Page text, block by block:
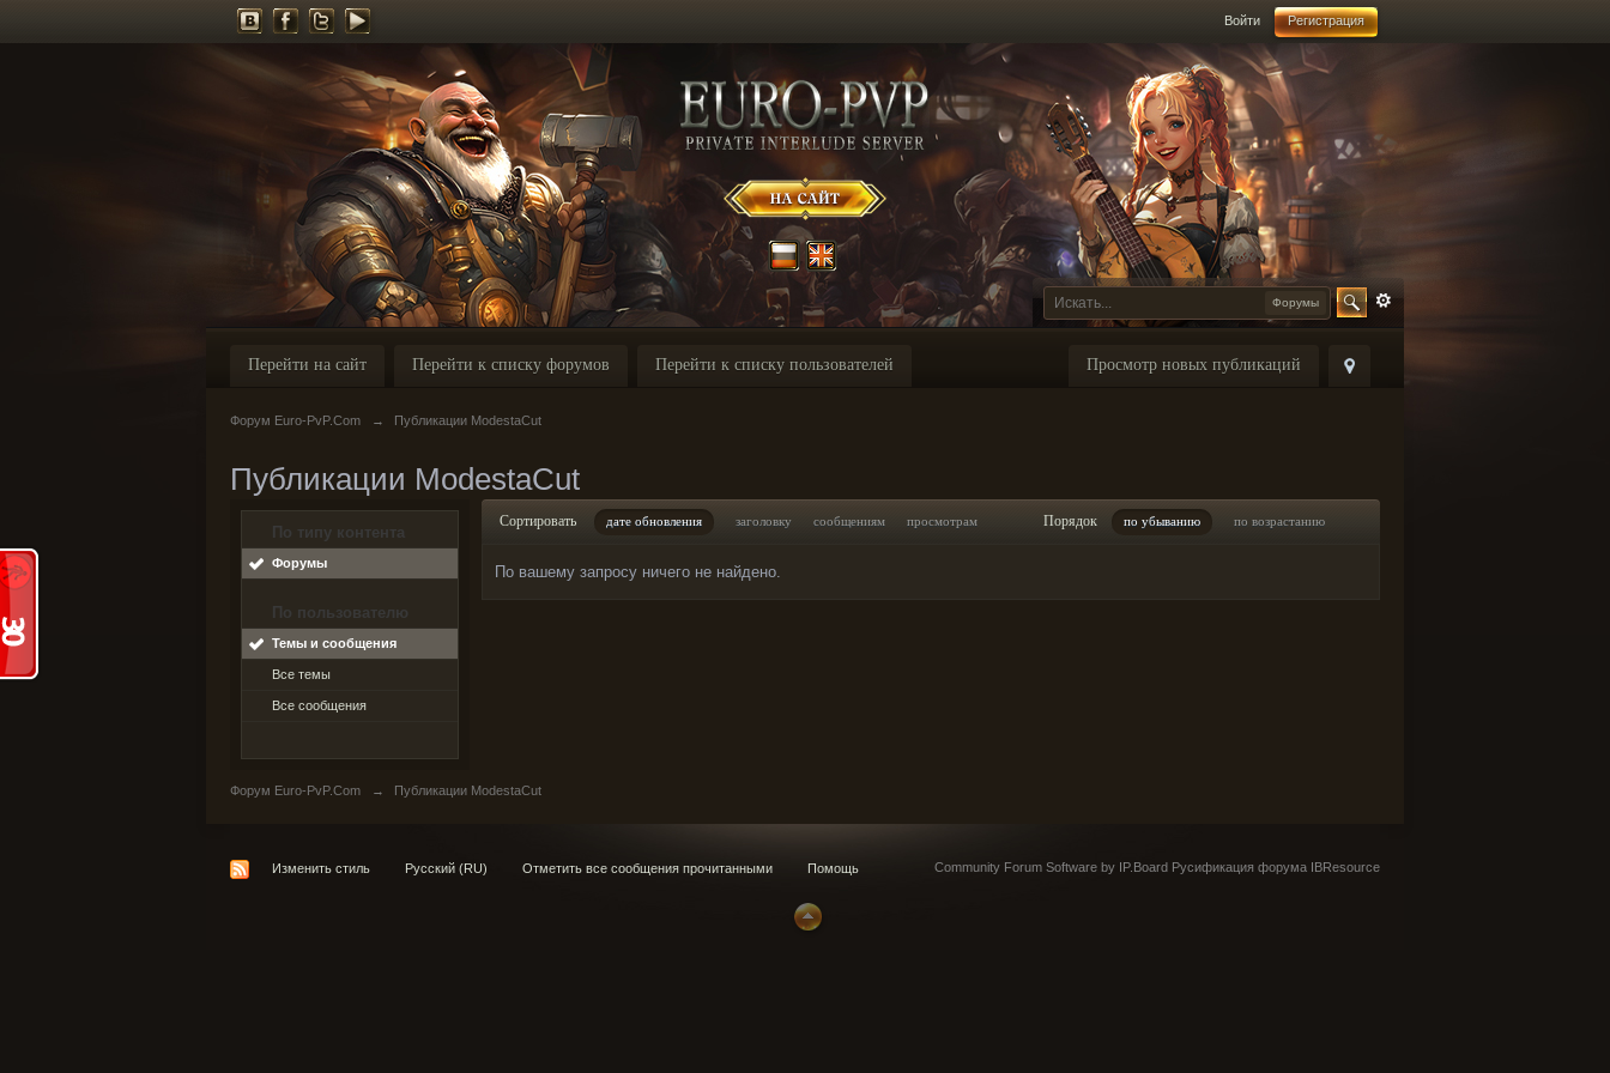
Войти Регистрация
Форумы
Просмотр новых публикаций
Перейти на сайт Перейти к списку форумов Перейти к списку пользователей
Форум Euro-PvP.Com → Публикации ModestaCut
Публикации ModestaCut
По типу контента
Форумы
По пользователю
Темы и сообщения
Все темы
Все сообщения
Сортировать дате обновления заголовку сообщениям просмотрам Порядок по убыванию по возрастанию
По вашему запросу ничего не найдено.
Форум Euro-PvP.Com → Публикации ModestaCut
Изменить стиль Русский (RU) Отметить все сообщения прочитанными Помощь Community Forum Software by IP.Board Русификация форума IBResource